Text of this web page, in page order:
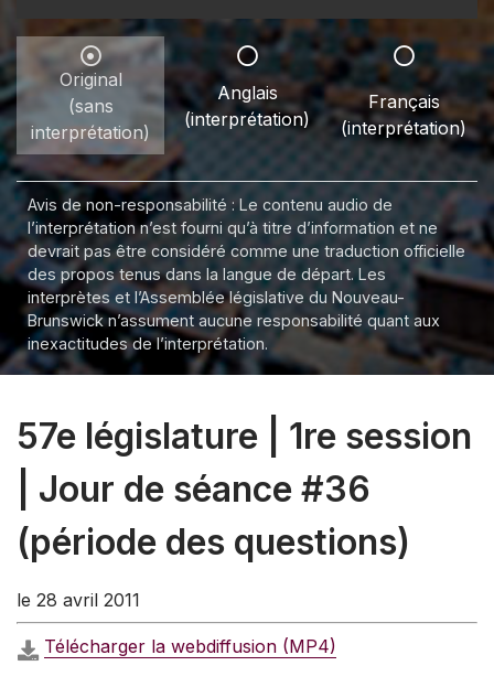
Original
(sans
interprétation)
Anglais
(interprétation)
Français
(interprétation)
Avis de non-responsabilité : Le contenu audio de
l’interprétation n’est fourni qu’à titre d’information et ne
devrait pas être considéré comme une traduction officielle
des propos tenus dans la langue de départ. Les
interprètes et l’Assemblée législative du Nouveau-
Brunswick n’assument aucune responsabilité quant aux
inexactitudes de l’interprétation.
57e législature | 1re session
| Jour de séance #36
(période des questions)
le 28 avril 2011
Télécharger la webdiffusion (MP4)